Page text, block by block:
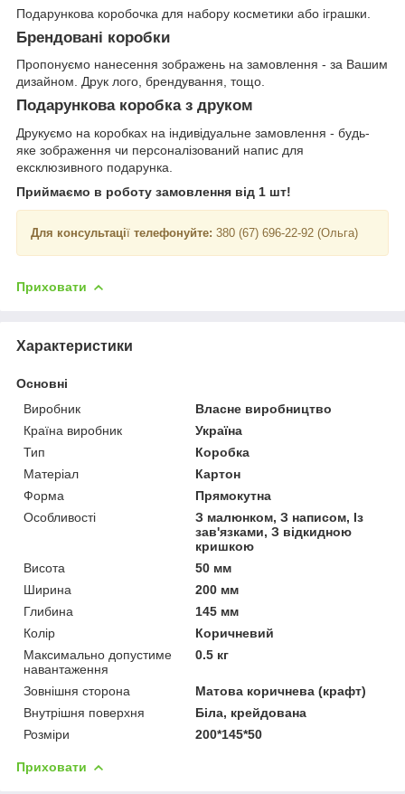
Подарункова коробочка для набору косметики або іграшки.
Брендовані коробки
Пропонуємо нанесення зображень на замовлення - за Вашим
дизайном. Друк лого, брендування, тощо.
Подарункова коробка з друком
Друкуємо на коробках на індивідуальне замовлення - будь-
яке зображення чи персоналізований напис для
ексклюзивного подарунка.
Приймаємо в роботу замовлення від 1 шт!
Для консультації телефонуйте: 380 (67) 696-22-92 (Ольга)
Приховати
Характеристики
Основні
Виробник
Власне виробництво
Країна виробник
Україна
Тип
Коробка
Матеріал
Картон
Форма
Прямокутна
Особливості
З малюнком, З написом, Із
зав'язками, З відкидною
кришкою
Висота
50 мм
Ширина
200 мм
Глибина
145 мм
Колір
Коричневий
Максимально допустиме
навантаження
0.5 кг
Зовнішня сторона
Матова коричнева (крафт)
Внутрішня поверхня
Біла, крейдована
Розміри
200*145*50
Приховати